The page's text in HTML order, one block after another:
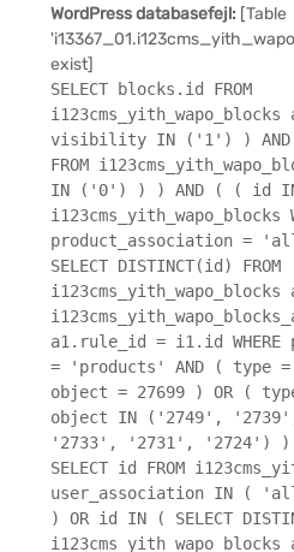
WordPress databasefejl: [Table
exist]
SELECT blocks.id FROM
i123cms_yith_wapo_blocks
visibility IN ('1') ) AND
FROM
IN ('0') ) ) AND ( ( id IN (
i123cms_yith_wapo_blocks
product_association =
SELECT DISTINCT(id) FROM
a1.rule_id = i1.id WHERE
= 'products' AND ( type
object = 27699 ) OR (
object IN ('2749',
'2733', '2731', '2724')
SELECT id FROM
user_association IN (
) OR id IN ( SELECT